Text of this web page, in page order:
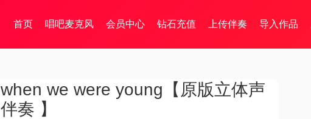
首页 唱吧麦克风 会员中心 钻石充值 上传伴奏 导入作品
when we were young【原版立体声
伴奏 】